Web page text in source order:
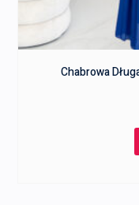
Chabrowa